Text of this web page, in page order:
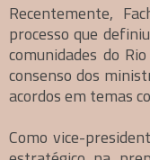
Recentemente,
processo que
comunidades do
consenso dos
acordos em temas
Como vice-